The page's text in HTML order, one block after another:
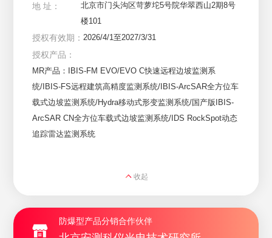
地 址：
北京市门头沟区苛萝坨5号院华翠西山2期8号
楼101
授权有效期：2026/4/1至2027/3/31
授权产品：
MR产品：IBIS-FM EVO/EVO C快速远程边坡监测系
统/IBIS-FS远程建筑高精度监测系统/IBIS-ArcSAR全方位车
载式边坡监测系统/Hydra移动式形变监测系统/国产版IBIS-
ArcSAR CN全方位车载式边坡监测系统/IDS RockSpot动态
追踪雷达监测系统
收起
防爆型产品分销合作伙伴